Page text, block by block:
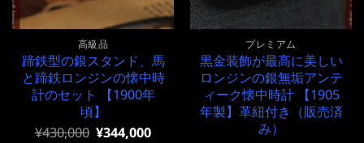
高級品
蹄鉄型の銀スタンド、馬
と蹄鉄ロンジンの懐中時
計のセット 【1900年
頃】
元
¥430,000 現
¥344,000
プレミアム
黒金装飾が最高に美しい
ロンジンの銀無垢アンテ
ィーク懐中時計 【1905
年製】革紐付き（販売済
み）